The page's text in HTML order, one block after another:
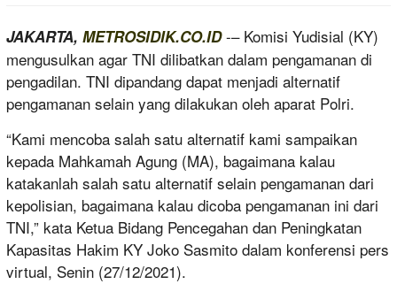
JAKARTA, METROSIDIK.CO.ID -– Komisi Yudisial (KY)
mengusulkan agar TNI dilibatkan dalam pengamanan di
pengadilan. TNI dipandang dapat menjadi alternatif
pengamanan selain yang dilakukan oleh aparat Polri.
“Kami mencoba salah satu alternatif kami sampaikan
kepada Mahkamah Agung (MA), bagaimana kalau
katakanlah salah satu alternatif selain pengamanan dari
kepolisian, bagaimana kalau dicoba pengamanan ini dari
TNI,” kata Ketua Bidang Pencegahan dan Peningkatan
Kapasitas Hakim KY Joko Sasmito dalam konferensi pers
virtual, Senin (27/12/2021).